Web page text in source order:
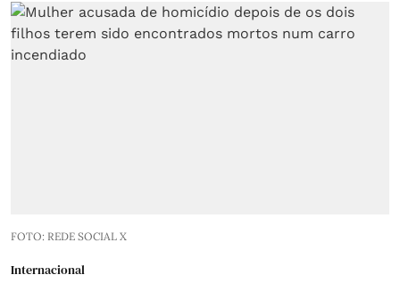
FOTO: REDE SOCIAL X
Internacional